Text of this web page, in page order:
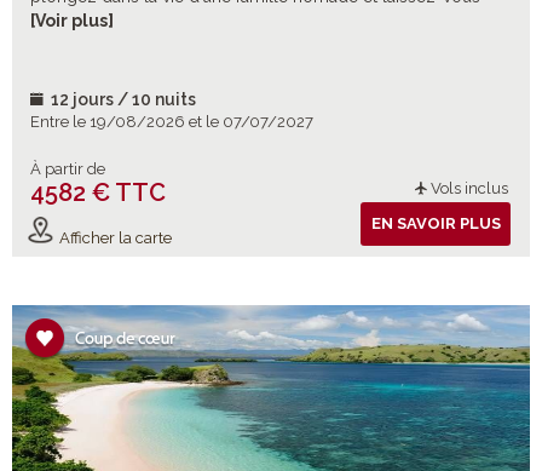
emporter par des moments d’échanges et de simplicité, hors
[Voir plus]
12 jours / 10 nuits
Entre le 19/08/2026 et le 07/07/2027
À partir de
4582 € TTC Vols inclus
Afficher la carte
EN SAVOIR PLUS